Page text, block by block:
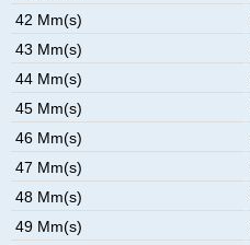
42 Mm(s)
43 Mm(s)
44 Mm(s)
45 Mm(s)
46 Mm(s)
47 Mm(s)
48 Mm(s)
49 Mm(s)